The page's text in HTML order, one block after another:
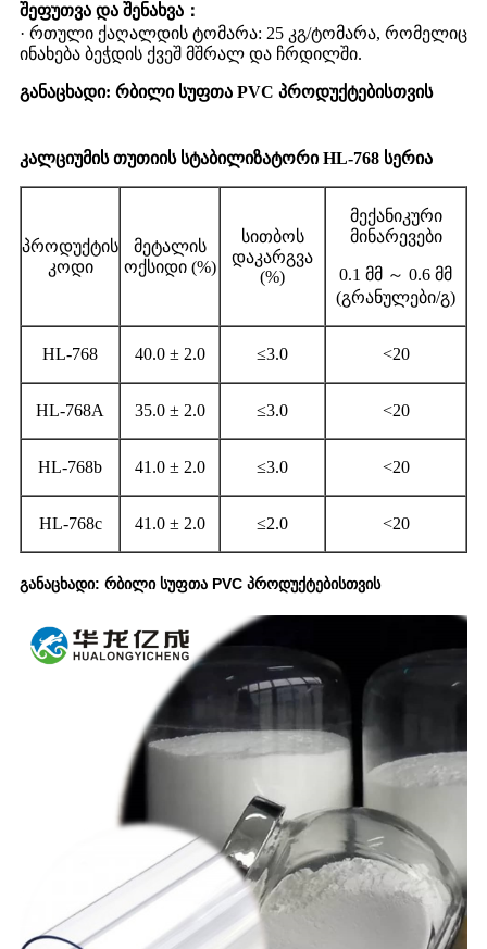
შეფუთვა და შენახვა ：
· რთული ქაღალდის ტომარა: 25 კგ/ტომარა, რომელიც
ინახება ბეჭდის ქვეშ მშრალ და ჩრდილში.
განაცხადი: რბილი სუფთა PVC პროდუქტებისთვის
კალციუმის თუთიის სტაბილიზატორი HL-768 სერია
პროდუქტის
კოდი
მეტალის
ოქსიდი (%)
სითბოს
დაკარგვა
(%)
მექანიკური
მინარევები
0.1 მმ ～ 0.6 მმ
(გრანულები/გ)
HL-768 40.0 ± 2.0 ≤3.0 <20
HL-768A 35.0 ± 2.0 ≤3.0 <20
HL-768b 41.0 ± 2.0 ≤3.0 <20
HL-768c 41.0 ± 2.0 ≤2.0 <20
განაცხადი: რბილი სუფთა PVC პროდუქტებისთვის